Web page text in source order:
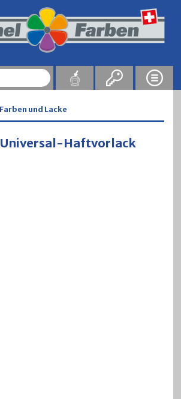
Farben und Lacke
Universal-Haftvorlack